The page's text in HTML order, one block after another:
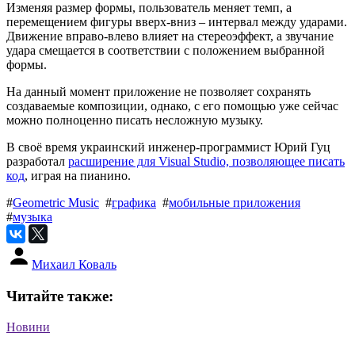
Изменяя размер формы, пользователь меняет темп, а
перемещением фигуры вверх-вниз – интервал между ударами.
Движение вправо-влево влияет на стереоэффект, а звучание
удара смещается в соответствии с положением выбранной
формы.
На данный момент приложение не позволяет сохранять
создаваемые композиции, однако, с его помощью уже сейчас
можно полноценно писать несложную музыку.
В своё время украинский инженер-программист Юрий Гуц
разработал расширение для Visual Studio, позволяющее писать
код, играя на пианино.
#Geometric Music #графика #мобильные приложения
#музыка
Михаил Коваль
Читайте также:
Новини